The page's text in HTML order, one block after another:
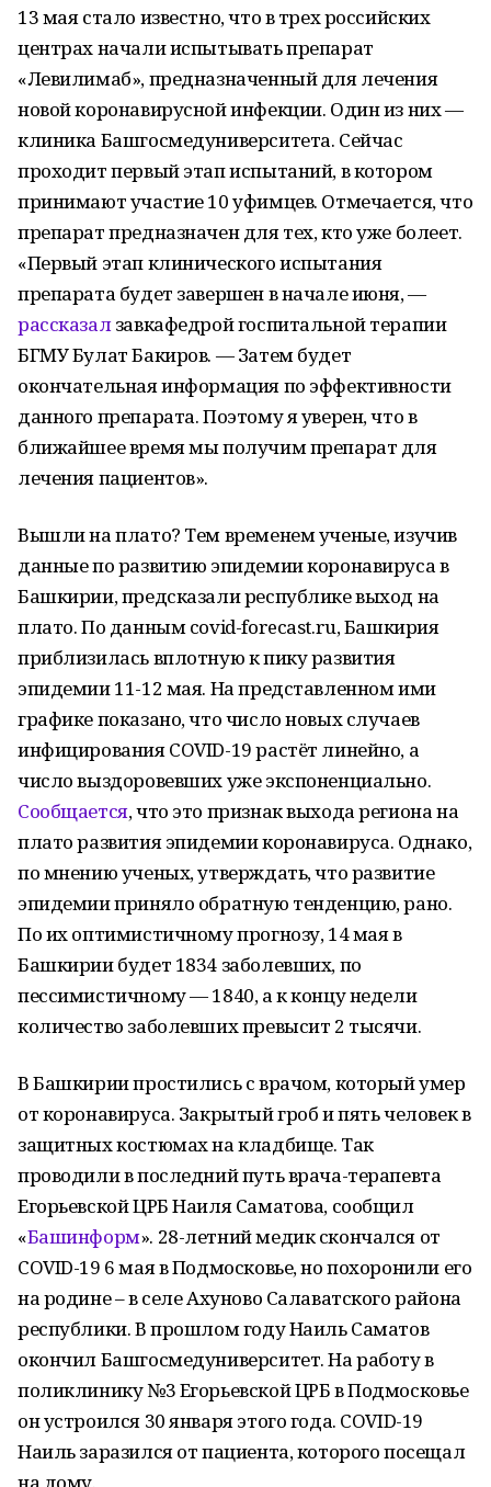
13 мая стало известно, что в трех российских
центрах начали испытывать препарат
«Левилимаб», предназначенный для лечения
новой коронавирусной инфекции. Один из них —
клиника Башгосмедуниверситета. Сейчас
проходит первый этап испытаний, в котором
принимают участие 10 уфимцев. Отмечается, что
препарат предназначен для тех, кто уже болеет.
«Первый этап клинического испытания
препарата будет завершен в начале июня, —
рассказалзавкафедрой госпитальной терапии
БГМУ Булат Бакиров. — Затем будет
окончательная информация по эффективности
данного препарата. Поэтому я уверен, что в
ближайшее время мы получим препарат для
лечения пациентов».
Вышли на плато? Тем временем ученые, изучив
данные по развитию эпидемии коронавируса в
Башкирии, предсказали республике выход на
плато. По данным covid-forecast.ru, Башкирия
приблизилась вплотную к пику развития
эпидемии 11-12 мая. На представленном ими
графике показано, что число новых случаев
инфицирования COVID-19 растёт линейно, а
число выздоровевших уже экспоненциально.
Сообщается, что это признак выхода региона на
плато развития эпидемии коронавируса. Однако,
по мнению ученых, утверждать, что развитие
эпидемии приняло обратную тенденцию, рано.
По их оптимистичному прогнозу, 14 мая в
Башкирии будет 1834 заболевших, по
пессимистичному — 1840, а к концу недели
количество заболевших превысит 2 тысячи.
В Башкирии простились с врачом, который умер
от коронавируса. Закрытый гроб и пять человек в
защитных костюмах на кладбище. Так
проводили в последний путь врача-терапевта
Егорьевской ЦРБ Наиля Саматова, сообщил
«Башинформ». 28-летний медик скончался от
COVID-19 6 мая в Подмосковье, но похоронили его
на родине – в селе Ахуново Салаватского района
республики. В прошлом году Наиль Саматов
окончил Башгосмедуниверситет. На работу в
поликлинику №3 Егорьевской ЦРБ в Подмосковье
он устроился 30 января этого года. COVID-19
Наиль заразился от пациента, которого посещал